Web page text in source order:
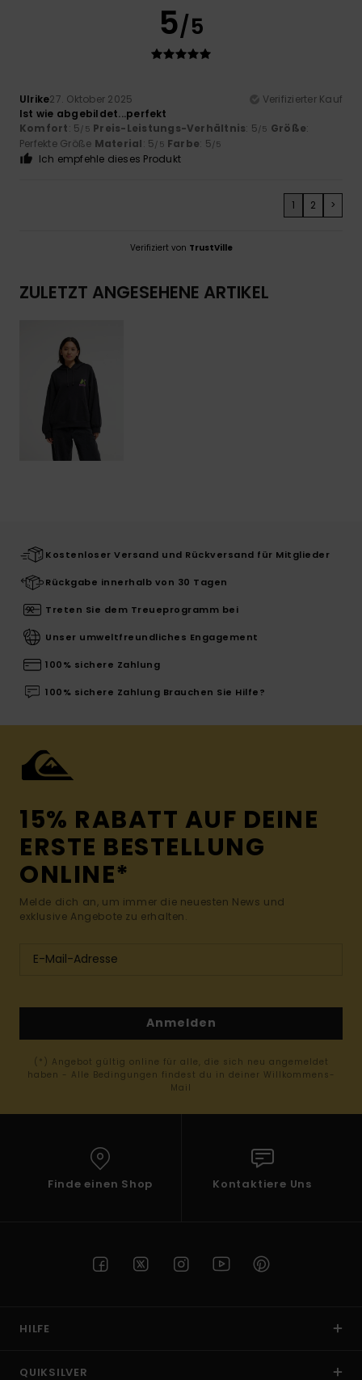
5/5
Ulrike27. Oktober 2025
Verifizierter Kauf
Ist wie abgebildet...perfekt
Komfort: 5/5 Preis-Leistungs-Verhältnis: 5/5 Größe:
Perfekte Größe Material: 5/5 Farbe: 5/5
Ich empfehle dieses Produkt
1 2 >
Verifiziert von TrustVille
ZULETZT ANGESEHENE ARTIKEL
Kostenloser Versand und Rückversand für Mitglieder
Rückgabe innerhalb von 30 Tagen
Treten Sie dem Treueprogramm bei
Unser umweltfreundliches Engagement
100% sichere Zahlung
100% sichere Zahlung Brauchen Sie Hilfe?
15% RABATT AUF DEINE
ERSTE BESTELLUNG
ONLINE*
Melde dich an, um immer die neuesten News und
exklusive Angebote zu erhalten.
Anmelden
(*) Angebot gültig online für alle, die sich neu angemeldet
haben - Alle Bedingungen findest du in deiner Willkommens-
Mail
Finde einen Shop Kontaktiere Uns
HILFE
QUIKSILVER